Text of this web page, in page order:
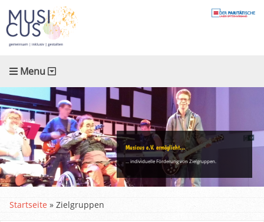
Menu
Musicus e.V. ermöglicht...
... individuelle Förderung von Zielgruppen.
Startseite » Zielgruppen